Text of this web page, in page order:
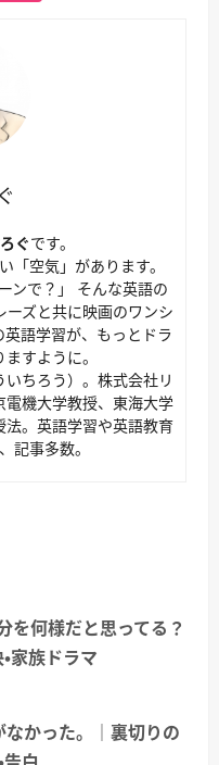
ぐです。
「空気」があります。
ンで？」 そんな英語の
ーズと共に映画のワンシ
語学習が、もっとドラ
すように。
ちろう）。株式会社リ
電機大学教授、東海大学
。英語学習や英語教育
記事多数。
を何様だと思ってる？
家族ドラマ
なかった。｜裏切りの